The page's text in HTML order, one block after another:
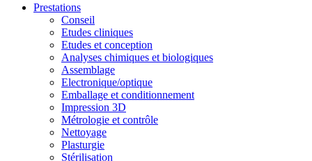
Prestations
Conseil
Etudes cliniques
Etudes et conception
Analyses chimiques et biologiques
Assemblage
Electronique/optique
Emballage et conditionnement
Impression 3D
Métrologie et contrôle
Nettoyage
Plasturgie
Stérilisation